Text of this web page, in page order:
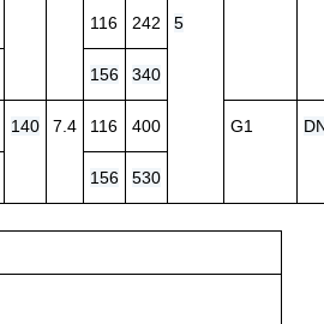
116 242 5
156 340
140 7.4 116 400 G1
156 530